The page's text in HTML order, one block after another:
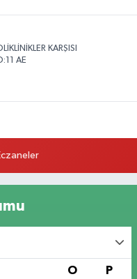
KARŞISI
AE
AŞAĞI CADDE Sürsürü
O P